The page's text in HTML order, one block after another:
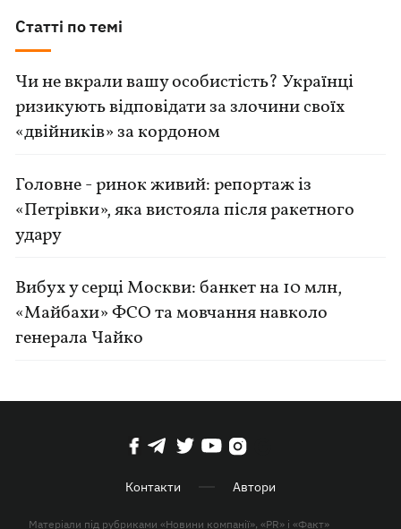
Статті по темі
Чи не вкрали вашу особистість? Українці
ризикують відповідати за злочини своїх
«двійників» за кордоном
Головне - ринок живий: репортаж із
«Петрівки», яка вистояла після ракетного
удару
Вибух у серці Москви: банкет на 10 млн,
«Майбахи» ФСО та мовчання навколо
генерала Чайко
Контакти Автори
Матеріали під рубриками «Новини компанії», «PR» і «Факт»